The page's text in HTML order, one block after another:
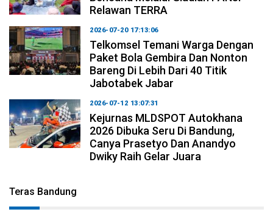
Relawan TERRA
2026-07-20 17:13:06
Telkomsel Temani Warga Dengan
Paket Bola Gembira Dan Nonton
Bareng Di Lebih Dari 40 Titik
Jabotabek Jabar
2026-07-12 13:07:31
Kejurnas MLDSPOT Autokhana
2026 Dibuka Seru Di Bandung,
Canya Prasetyo Dan Anandyo
Dwiky Raih Gelar Juara
Teras Bandung